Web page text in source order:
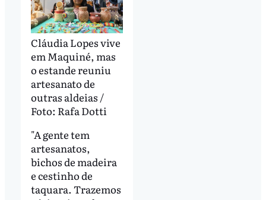
Cláudia Lopes vive
em Maquiné, mas
o estande reuniu
artesanato de
outras aldeias /
Foto: Rafa Dotti
"A gente tem
artesanatos,
bichos de madeira
e cestinho de
taquara. Trazemos